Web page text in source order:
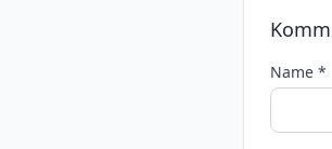
Name *